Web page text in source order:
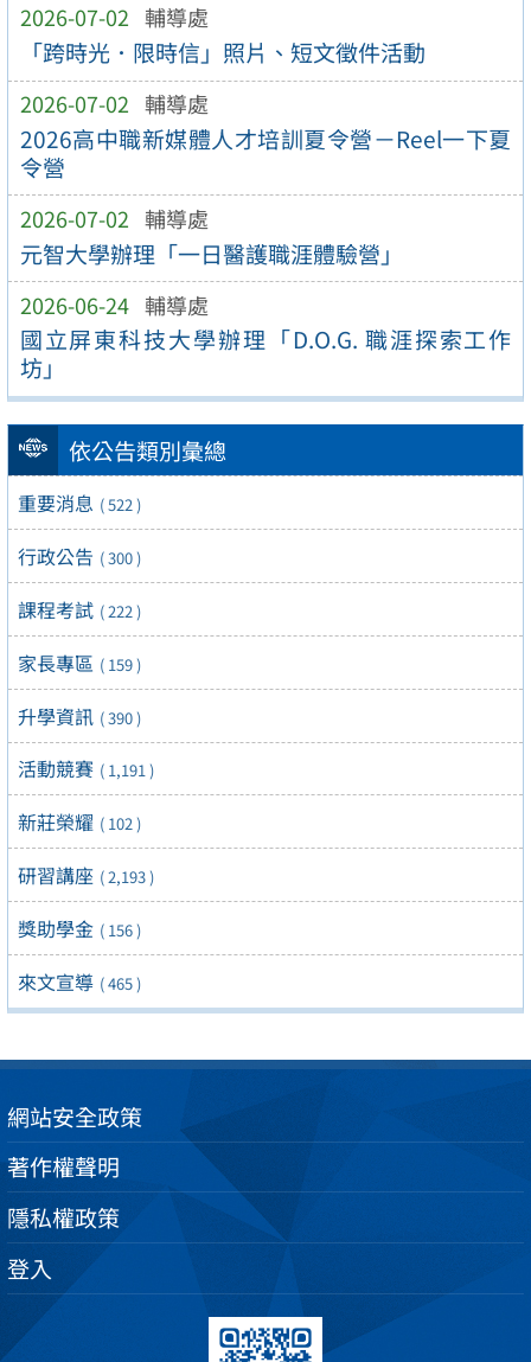
2026-07-02 輔導處
「跨時光．限時信」照片、短文徵件活動
2026-07-02 輔導處
2026高中職新媒體人才培訓夏令營－Reel一下夏
令營
2026-07-02 輔導處
元智大學辦理「一日醫護職涯體驗營」
2026-06-24 輔導處
國立屏東科技大學辦理「D.O.G. 職涯探索工作
坊」
依公告類別彙總
重要消息 ( 522 )
行政公告 ( 300 )
課程考試 ( 222 )
家長專區 ( 159 )
升學資訊 ( 390 )
活動競賽 ( 1,191 )
新莊榮耀 ( 102 )
研習講座 ( 2,193 )
獎助學金 ( 156 )
來文宣導 ( 465 )
網站安全政策
著作權聲明
隱私權政策
登入